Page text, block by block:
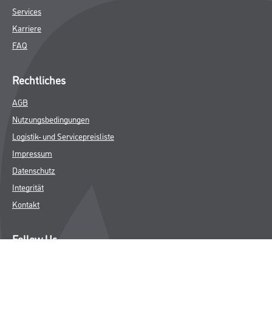
Services
Karriere
FAQ
Rechtliches
AGB
Nutzungsbedingungen
Logistik- und Servicepreisliste
Impressum
Datenschutz
Integrität
Kontakt
Follow Us